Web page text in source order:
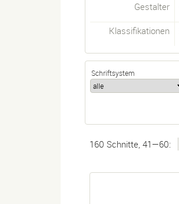
Gestalter
Klassifikationen
Schriftsystem
160 Schnitte, 41—60: